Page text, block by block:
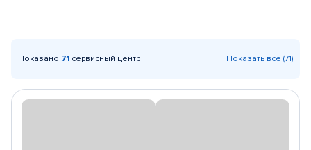
Показано 71 сервисный центр Показать все (71)